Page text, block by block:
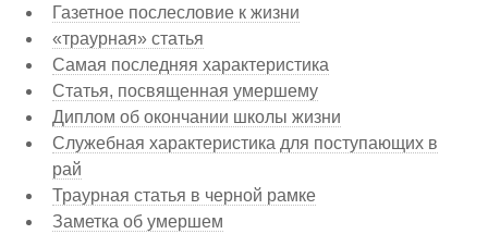
Газетное послесловие к жизни
«траурная» статья
Самая последняя характеристика
Статья, посвященная умершему
Диплом об окончании школы жизни
Служебная характеристика для поступающих в
рай
Траурная статья в черной рамке
Заметка об умершем